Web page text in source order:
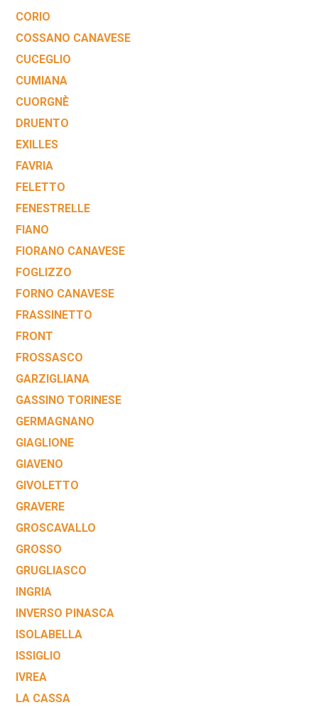
CORIO
COSSANO CANAVESE
CUCEGLIO
CUMIANA
CUORGNÈ
DRUENTO
EXILLES
FAVRIA
FELETTO
FENESTRELLE
FIANO
FIORANO CANAVESE
FOGLIZZO
FORNO CANAVESE
FRASSINETTO
FRONT
FROSSASCO
GARZIGLIANA
GASSINO TORINESE
GERMAGNANO
GIAGLIONE
GIAVENO
GIVOLETTO
GRAVERE
GROSCAVALLO
GROSSO
GRUGLIASCO
INGRIA
INVERSO PINASCA
ISOLABELLA
ISSIGLIO
IVREA
LA CASSA